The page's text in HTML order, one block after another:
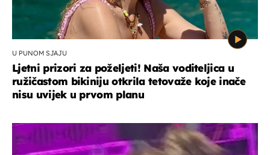
U PUNOM SJAJU
Ljetni prizori za poželjeti! Naša voditeljica u
ružičastom bikiniju otkrila tetovaže koje inače
nisu uvijek u prvom planu